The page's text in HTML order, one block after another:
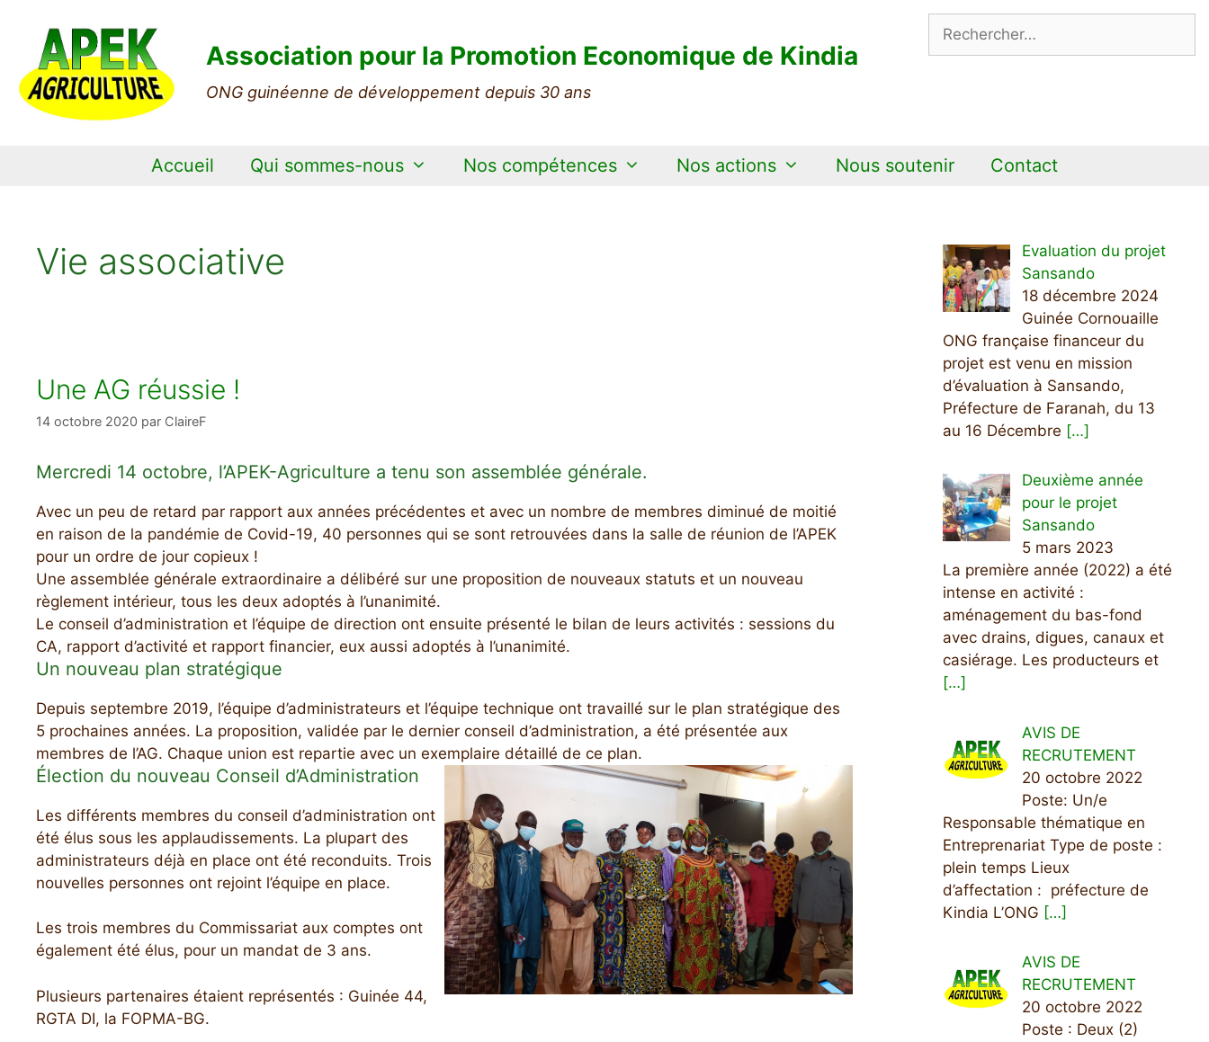
contenu
Rechercher :
Association pour la Promotion Economique de Kindia
ONG guinéenne de développement depuis 30 ans
Accueil Qui sommes-nous Nos compétences Nos actions Nous soutenir Contact
Vie associative
Une AG réussie !
14 octobre 2020 par ClaireF
Mercredi 14 octobre, l’APEK-Agriculture a tenu son assemblée générale.
Avec un peu de retard par rapport aux années précédentes et avec un nombre de membres diminué de moitié
en raison de la pandémie de Covid-19, 40 personnes qui se sont retrouvées dans la salle de réunion de l’APEK
pour un ordre de jour copieux !
Une assemblée générale extraordinaire a délibéré sur une proposition de nouveaux statuts et un nouveau
règlement intérieur, tous les deux adoptés à l’unanimité.
Le conseil d’administration et l’équipe de direction ont ensuite présenté le bilan de leurs activités : sessions du
CA, rapport d’activité et rapport financier, eux aussi adoptés à l’unanimité.
Un nouveau plan stratégique
Depuis septembre 2019, l’équipe d’administrateurs et l’équipe technique ont travaillé sur le plan stratégique des
5 prochaines années. La proposition, validée par le dernier conseil d’administration, a été présentée aux
membres de l’AG. Chaque union est repartie avec un exemplaire détaillé de ce plan.
Élection du nouveau Conseil d’Administration
Les différents membres du conseil d’administration ont
été élus sous les applaudissements. La plupart des
administrateurs déjà en place ont été reconduits. Trois
nouvelles personnes ont rejoint l’équipe en place.
Les trois membres du Commissariat aux comptes ont
également été élus, pour un mandat de 3 ans.
Plusieurs partenaires étaient représentés : Guinée 44,
RGTA DI, la FOPMA-BG.
Evaluation du projet
Sansando
18 décembre 2024
Guinée Cornouaille
ONG française financeur du
projet est venu en mission
d’évaluation à Sansando,
Préfecture de Faranah, du 13
au 16 Décembre […]
Deuxième année
pour le projet
Sansando
5 mars 2023
La première année (2022) a été
intense en activité :
aménagement du bas-fond
avec drains, digues, canaux et
casiérage. Les producteurs et
[…]
AVIS DE
RECRUTEMENT
20 octobre 2022
Poste: Un/e
Responsable thématique en
Entreprenariat Type de poste :
plein temps Lieux
d’affectation : préfecture de
Kindia L’ONG […]
AVIS DE
RECRUTEMENT
20 octobre 2022
Poste : Deux (2)